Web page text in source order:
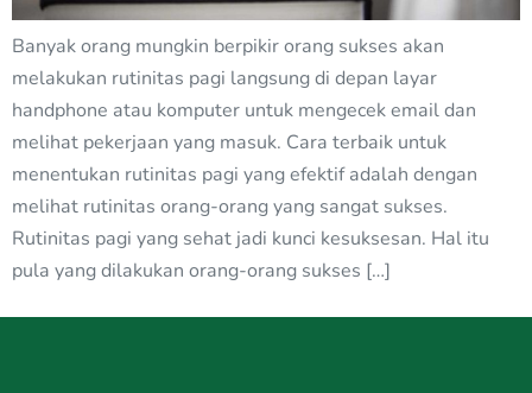
Banyak orang mungkin berpikir orang sukses akan
melakukan rutinitas pagi langsung di depan layar
handphone atau komputer untuk mengecek email dan
melihat pekerjaan yang masuk. Cara terbaik untuk
menentukan rutinitas pagi yang efektif adalah dengan
melihat rutinitas orang-orang yang sangat sukses.
Rutinitas pagi yang sehat jadi kunci kesuksesan. Hal itu
pula yang dilakukan orang-orang sukses […]